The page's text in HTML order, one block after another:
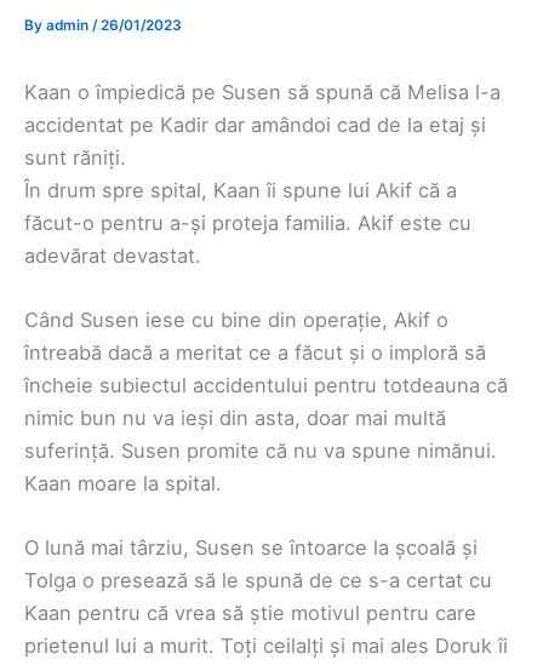
By admin /26/01/2023
Kaan o împiedică pe Susen să spună că Melisa l-a
accidentat pe Kadir dar amândoi cad de la etaj și
sunt răniți.
În drum spre spital, Kaan îi spune lui Akif că a
făcut-o pentru a-și proteja familia. Akif este cu
adevărat devastat.
Când Susen iese cu bine din operație, Akif o
întreabă dacă a meritat ce a făcut și o imploră să
încheie subiectul accidentului pentru totdeauna că
nimic bun nu va ieși din asta, doar mai multă
suferință. Susen promite că nu va spune nimănui.
Kaan moare la spital.
O lună mai târziu, Susen se întoarce la școală și
Tolga o presează să le spună de ce s-a certat cu
Kaan pentru că vrea să știe motivul pentru care
prietenul lui a murit. Toți ceilalți și mai ales Doruk îi